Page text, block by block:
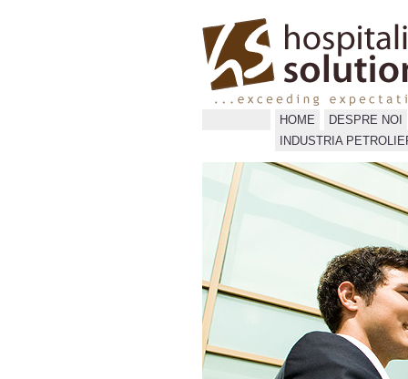
HOME DESPRE NOI
INDUSTRIA